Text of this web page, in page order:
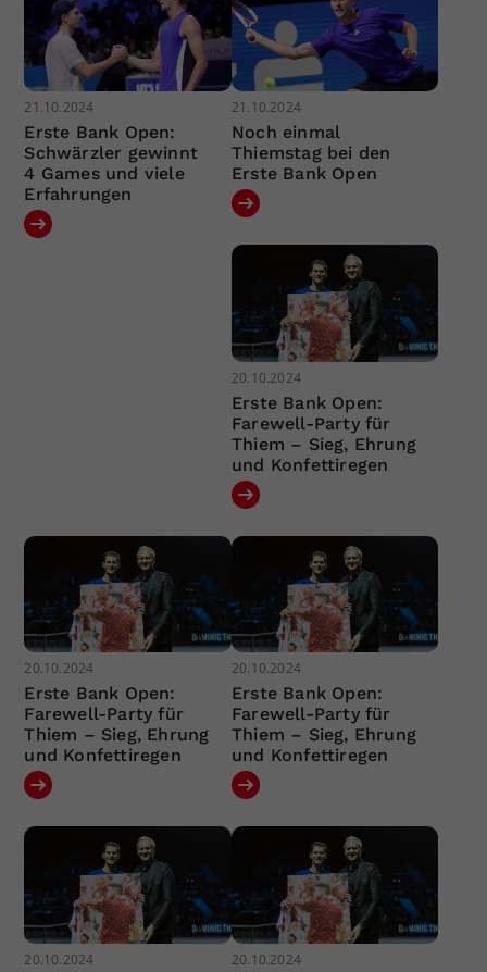
21.10.2024
Erste Bank Open:
Schwärzler gewinnt
4 Games und viele
Erfahrungen
21.10.2024
Noch einmal
Thiemstag bei den
Erste Bank Open
20.10.2024
Erste Bank Open:
Farewell-Party für
Thiem – Sieg, Ehrung
und Konfettiregen
20.10.2024
Erste Bank Open:
Farewell-Party für
Thiem – Sieg, Ehrung
und Konfettiregen
20.10.2024
Erste Bank Open:
Farewell-Party für
Thiem – Sieg, Ehrung
und Konfettiregen
20.10.2024 20.10.2024